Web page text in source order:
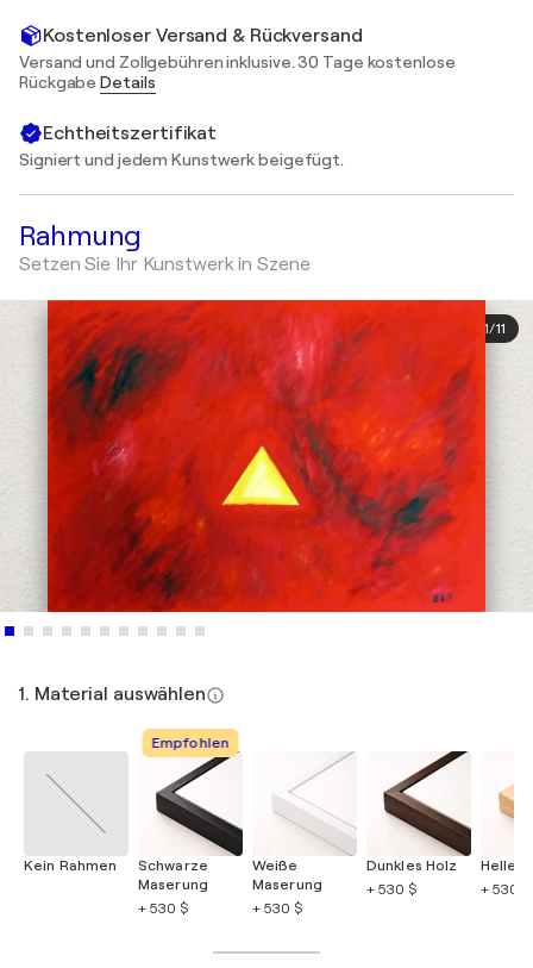
Kostenloser Versand & Rückversand
Versand und Zollgebühren inklusive. 30 Tage kostenlose
RückgabeDetails
Echtheitszertifikat
Signiert und jedem Kunstwerk beigefügt.
Rahmung
Setzen Sie Ihr Kunstwerk in Szene
1/11
1. Material auswählen
Kein Rahmen
Empfohlen
Schwarze
Maserung
+ 530 $
Weiße
Maserung
+ 530 $
Dunkles Holz
+ 530 $
Helles
+ 530 $